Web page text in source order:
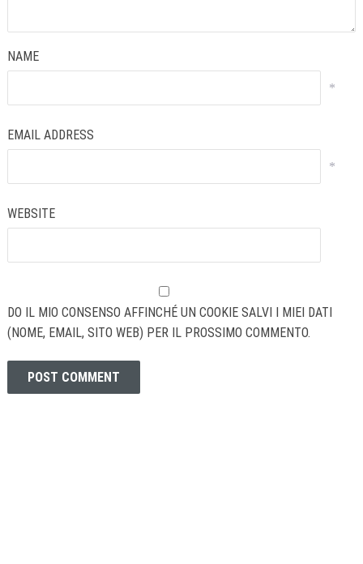
NAME
*
EMAIL ADDRESS
*
WEBSITE
DO IL MIO CONSENSO AFFINCHÉ UN COOKIE SALVI I MIEI DATI
(NOME, EMAIL, SITO WEB) PER IL PROSSIMO COMMENTO.